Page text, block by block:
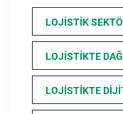
LOJISTIK
LOJISTIKTE
LOJISTIKTE